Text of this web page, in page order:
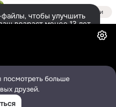
Войти
чтобы улучшить
возраст менее 13 лет,
посмотреть больше
друзей.